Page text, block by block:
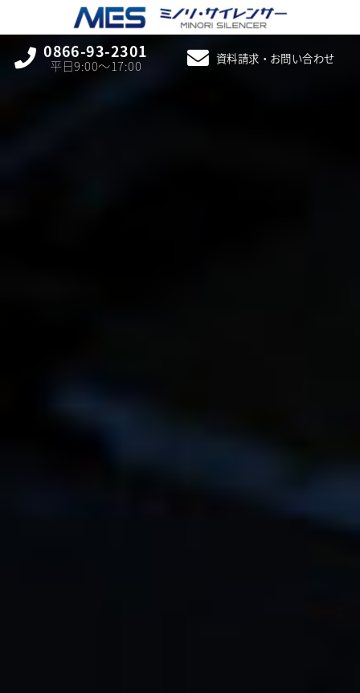
0866-93-2301
平日9:00〜17:00 資料請求・お問い合わせ